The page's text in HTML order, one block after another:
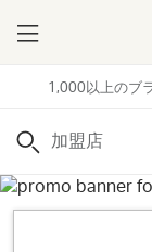
1,000以上のブ
Menu
検索